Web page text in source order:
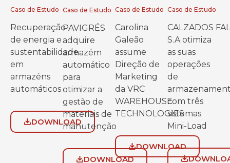
Caso de Estudo
Recuperação
de energia e
sustentabilidade
em
armazéns
automáticos
DOWNLOAD
Caso de Estudo
PAVIGRÉS
adquire
armazém
automático
para
otimizar a
gestão de
materiais de
manutenção
DOWNLOAD
Caso de Estudo
Carolina
Galeão
assume
Direção de
Marketing
da VRC
WAREHOUSE
TECHNOLOGIES
DOWNLOAD
Caso de Estudo
CALZADOS FAL
S.A otimiza
as suas
operações
de
com três
sistemas
Mini-Load